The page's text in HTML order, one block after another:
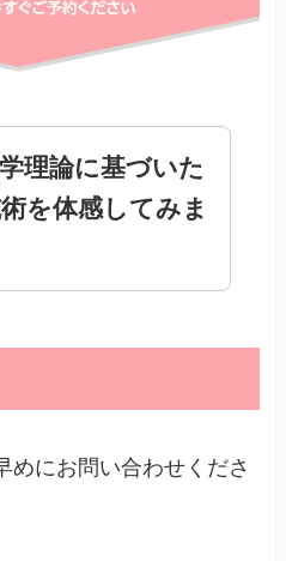
理論に基づいた
を体感してみま
めにお問い合わせくださ